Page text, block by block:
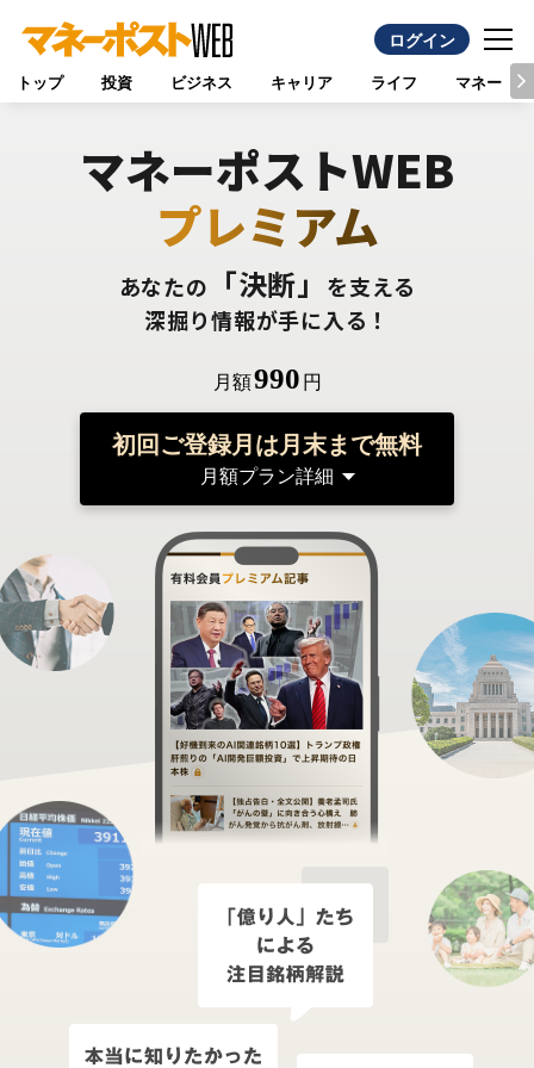
ログイン
トップ 投資 ビジネス キャリア ライフ マネー
マネーポストWEB
プレミアム
あなたの 「決断」
を支える
深掘り情報が手に入る！
月額990 円
初回ご登録月は月末まで無料
月額プラン詳細